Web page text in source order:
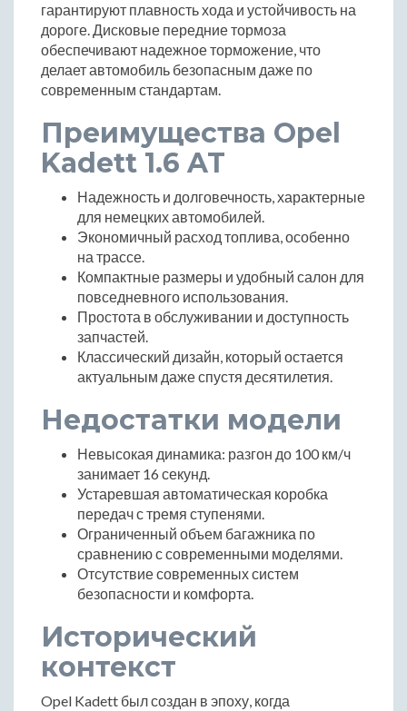
гарантируют плавность хода и устойчивость на
дороге. Дисковые передние тормоза
обеспечивают надежное торможение, что
делает автомобиль безопасным даже по
современным стандартам.
Преимущества Opel
Kadett 1.6 AT
Надежность и долговечность, характерные
для немецких автомобилей.
Экономичный расход топлива, особенно
на трассе.
Компактные размеры и удобный салон для
повседневного использования.
Простота в обслуживании и доступность
запчастей.
Классический дизайн, который остается
актуальным даже спустя десятилетия.
Недостатки модели
Невысокая динамика: разгон до 100 км/ч
занимает 16 секунд.
Устаревшая автоматическая коробка
передач с тремя ступенями.
Ограниченный объем багажника по
сравнению с современными моделями.
Отсутствие современных систем
безопасности и комфорта.
Исторический
контекст
Opel Kadett был создан в эпоху, когда